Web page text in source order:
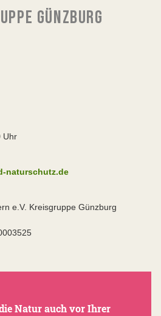
GÜNZBURG
Uhr
naturschutz.de
e.V. Kreisgruppe Günzburg
Natur auch vor Ihrer